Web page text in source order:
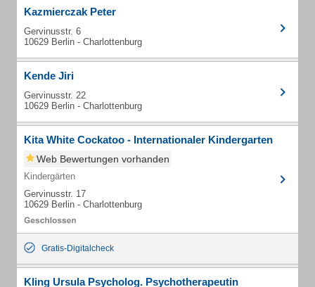
Kazmierczak Peter
Gervinusstr. 6
10629 Berlin - Charlottenburg
Kende Jiri
Gervinusstr. 22
10629 Berlin - Charlottenburg
Kita White Cockatoo - Internationaler Kindergarten
Web Bewertungen vorhanden
Kindergärten
Gervinusstr. 17
10629 Berlin - Charlottenburg
Gratis-Digitalcheck
Kling Ursula Psycholog. Psychotherapeutin